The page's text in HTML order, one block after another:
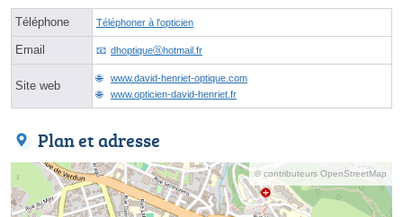
Téléphone Téléphoner à l'opticien
Email dhoptiqueⓐhotmail.fr
Site web
www.david-henriet-optique.com
www.opticien-david-henriet.fr
Plan et adresse
© contributeurs OpenStreetMap